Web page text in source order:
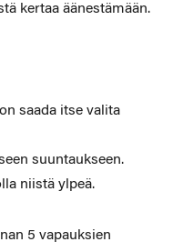
kertaa äänestämään.
saada itse valita
suuntaukseen.
niistä ylpeä.
5 vapauksien